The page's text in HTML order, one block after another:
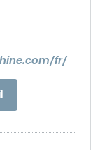
fr/